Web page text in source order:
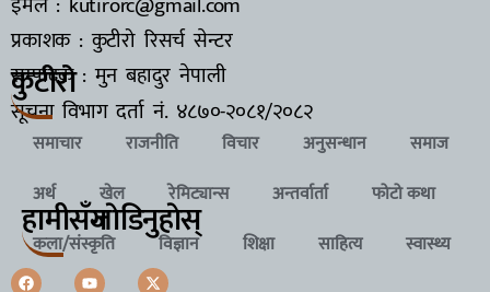
प्रकाशक : कुटीरो रिसर्च सेन्टर
सम्पादक : मुन बहादुर नेपाली
सूचना विभाग दर्ता नं. ४८७०-२०८१/२०८२
कुटीरो
समाचार राजनीति विचार अनुसन्धान
समाज
अर्थ
खेल रेमिट्यान्स अन्तर्वार्ता
फोटो कथा
कला/संस्कृति
विज्ञान शिक्षा साहित्य स्वास्थ्य
हामीसँगजाेडिनुहाेस्